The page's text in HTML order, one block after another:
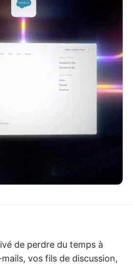
de perdre du temps à
vos fils de discussion,